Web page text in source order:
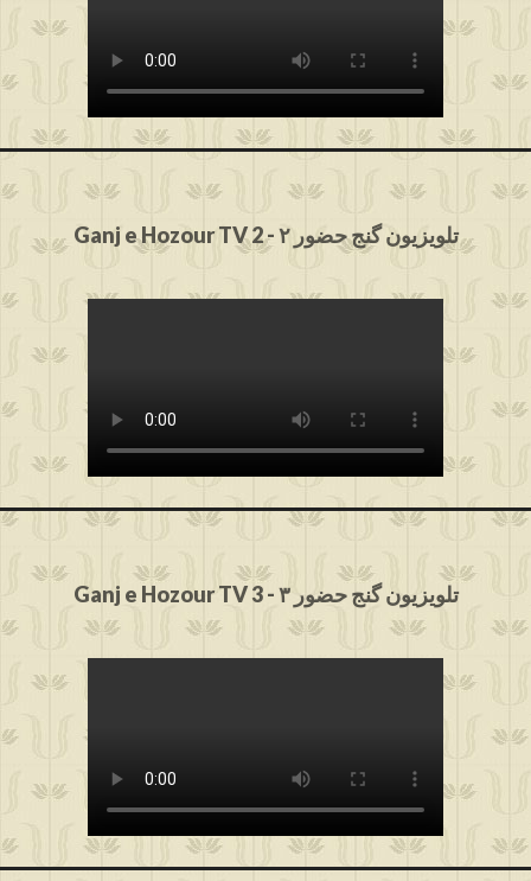
Ganj e Hozour TV 2 - ۲ تلویزیون گنج حضور
Ganj e Hozour TV 3 - ۳ تلویزیون گنج حضور